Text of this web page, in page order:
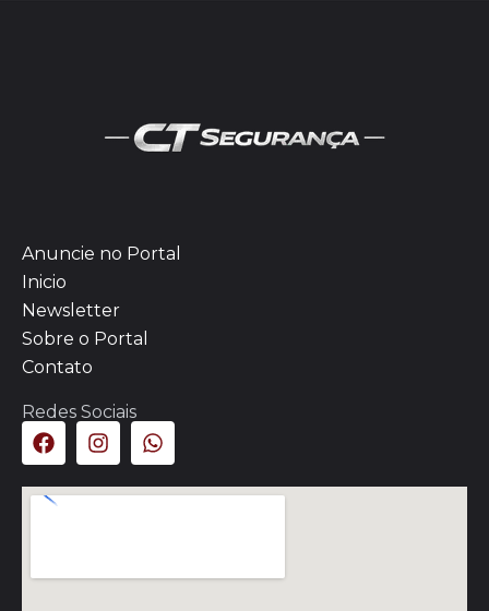
Anuncie no Portal
Inicio
Newsletter
Sobre o Portal
Contato
Redes Sociais